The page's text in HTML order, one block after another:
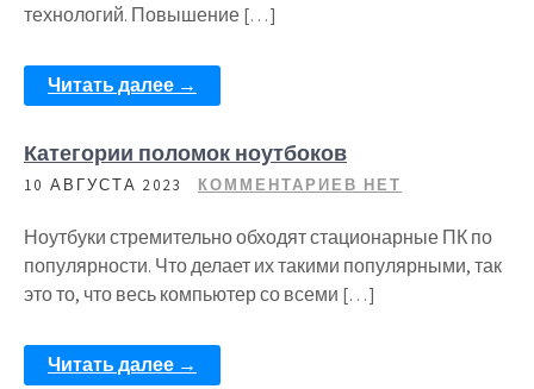
технологий. Повышение […]
Читать далее →
Категории поломок ноутбоков
10 АВГУСТА 2023 КОММЕНТАРИЕВ НЕТ
Ноутбуки стремительно обходят стационарные ПК по
популярности. Что делает их такими популярными, так
это то, что весь компьютер со всеми […]
Читать далее →